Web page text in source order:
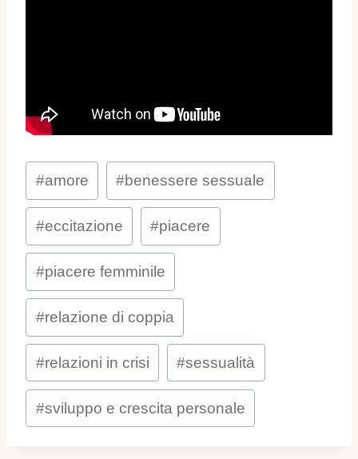
Tag
articolo:
#amore #benessere sessuale
#eccitazione #piacere
#piacere femminile
#relazione di coppia
#relazioni in crisi #sessualità
#sviluppo e crescita personale